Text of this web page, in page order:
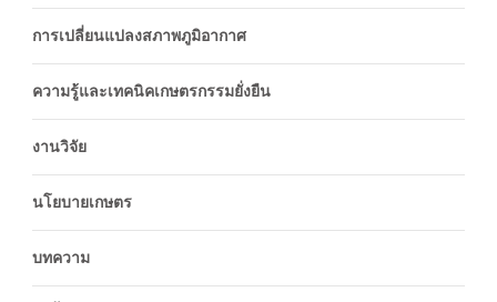
การเปลี่ยนแปลงสภาพภูมิอากาศ
ความรู้และเทคนิคเกษตรกรรมยั่งยืน
งานวิจัย
นโยบายเกษตร
บทความ